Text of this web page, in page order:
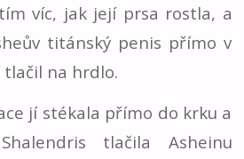
víc, jak její prsa rostla, a
titánský penis přímo v
tlačil na hrdlo.
jí stékala přímo do krku a
tlačila Asheinu